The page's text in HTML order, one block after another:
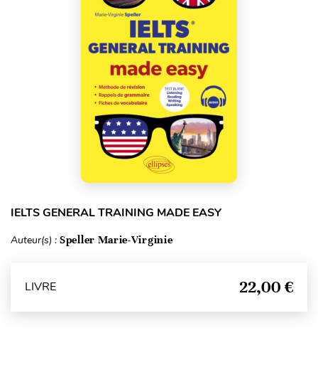
IELTS GENERAL TRAINING MADE EASY
Auteur(s) : Speller Marie-Virginie
LIVRE 22,00 €